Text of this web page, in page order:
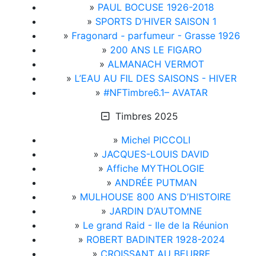
» PAUL BOCUSE 1926-2018
» SPORTS D’HIVER SAISON 1
» Fragonard - parfumeur - Grasse 1926
» 200 ANS LE FIGARO
» ALMANACH VERMOT
» L’EAU AU FIL DES SAISONS - HIVER
» #NFTimbre6.1– AVATAR
Timbres 2025
» Michel PICCOLI
» JACQUES-LOUIS DAVID
» Affiche MYTHOLOGIE
» ANDRÉE PUTMAN
» MULHOUSE 800 ANS D’HISTOIRE
» JARDIN D’AUTOMNE
» Le grand Raid - Ile de la Réunion
» ROBERT BADINTER 1928-2024